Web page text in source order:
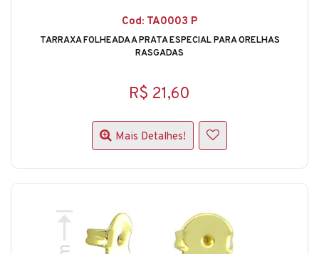
Cod: TA0003 P
TARRAXA FOLHEADA A PRATA ESPECIAL PARA ORELHAS
RASGADAS
R$ 21,60
Mais Detalhes!